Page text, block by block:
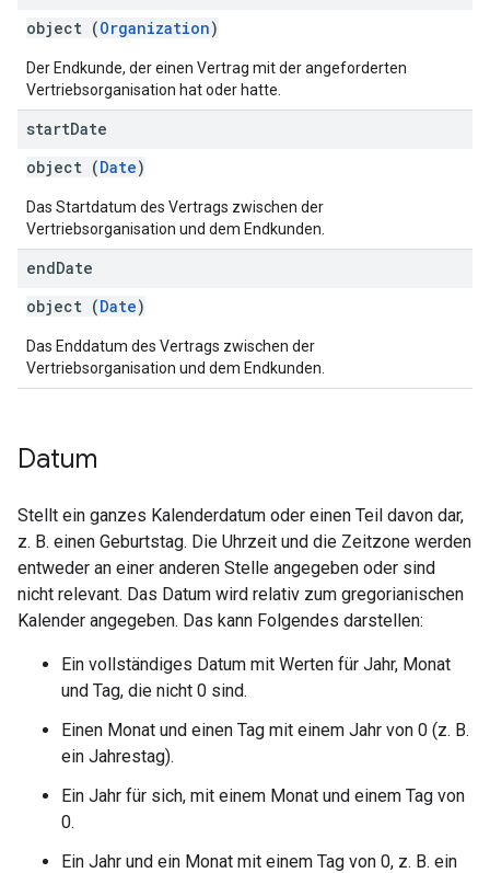
object (Organization)
Der Endkunde, der einen Vertrag mit der angeforderten
Vertriebsorganisation hat oder hatte.
startDate
object (Date)
Das Startdatum des Vertrags zwischen der
Vertriebsorganisation und dem Endkunden.
endDate
object (Date)
Das Enddatum des Vertrags zwischen der
Vertriebsorganisation und dem Endkunden.
Datum
Stellt ein ganzes Kalenderdatum oder einen Teil davon dar,
z. B. einen Geburtstag. Die Uhrzeit und die Zeitzone werden
entweder an einer anderen Stelle angegeben oder sind
nicht relevant. Das Datum wird relativ zum gregorianischen
Kalender angegeben. Das kann Folgendes darstellen:
Ein vollständiges Datum mit Werten für Jahr, Monat
und Tag, die nicht 0 sind.
Einen Monat und einen Tag mit einem Jahr von 0 (z. B.
ein Jahrestag).
Ein Jahr für sich, mit einem Monat und einem Tag von
0.
Ein Jahr und ein Monat mit einem Tag von 0, z. B. ein